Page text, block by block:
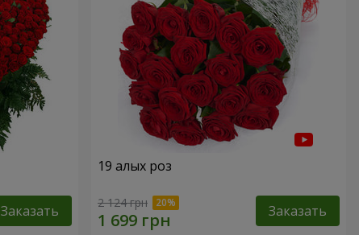
Заказать
19 алых роз
2 124 грн Заказать